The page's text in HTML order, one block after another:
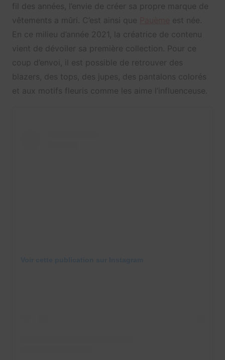
fil des années, l’envie de créer sa propre marque de
vêtements a mûri. C’est ainsi que
est née.
En ce milieu d’année 2021, la créatrice de contenu
vient de dévoiler sa première collection. Pour ce
coup d’envoi, il est possible de retrouver des
blazers, des tops, des jupes, des pantalons colorés
et aux motifs fleuris comme les aime l’influenceuse.